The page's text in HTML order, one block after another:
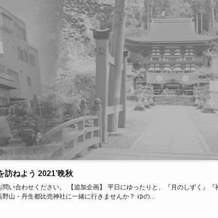
訪ねよう 2021’晩秋
い合わせください。 【追加企画】 平日にゆったりと、『月のしずく』『
山・丹生都比売神社に一緒に行きませんか？ ゆの...